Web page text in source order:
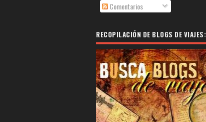
Comentarios
RECOPILACIÓN DE BLOGS DE VIAJES: